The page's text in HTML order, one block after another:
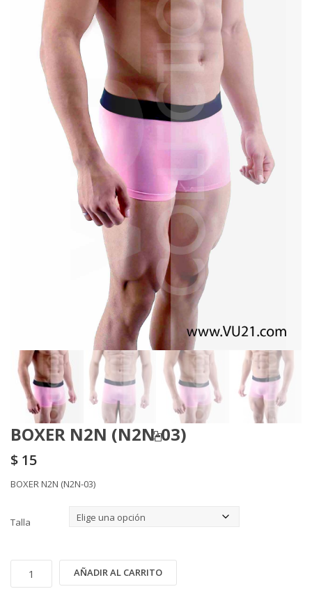
BOXER N2N (N2N-03)
$ 15
BOXER N2N (N2N-03)
Talla
N2N
AÑADIR AL CARRITO